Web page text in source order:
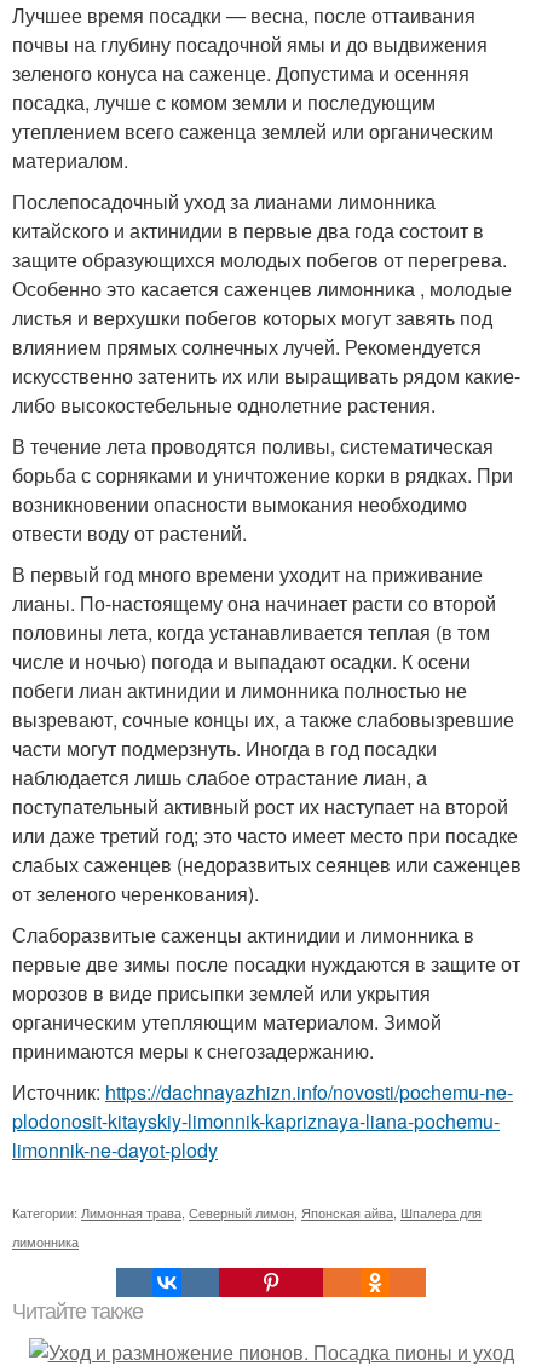
Лучшее время посадки — весна, после оттаивания
почвы на глубину посадочной ямы и до выдвижения
зеленого конуса на сажен­це. Допустима и осенняя
посадка, лучше с комом земли и последу­ющим
утеплением всего саженца землей или органическим
материалом.
Послепосадочный уход за лианами лимонника
китайского и актинидии в первые два года состоит в
защите образующихся молодых побегов от перегрева.
Особенно это касается саженцев лимонника , молодые
листья и верхушки побегов которых могут завять под
влиянием прямых солнечных лучей. Рекомендуется
искусственно затенить их или выращивать рядом какие-
либо высокостебельные однолетние растения.
В течение лета проводятся поливы, систематическая
борьба с сорняками и уничтожение корки в рядках. При
возникновении опасности вымокания необходимо
отвести воду от растений.
В первый год много времени уходит на приживание
лианы. По-настоящему она начинает расти со второй
половины лета, когда устанавливается теплая (в том
числе и ночью) погода и выпадают осадки. К осени
побеги лиан актинидии и лимонника полностью не
вызревают, сочные концы их, а также слабовызревшие
части могут подмерзнуть. Иногда в год посадки
наблюдается лишь слабое отрастание лиан, а
поступательный активный рост их наступает на второй
или даже третий год; это часто имеет место при посадке
слабых саженцев (недоразвитых сеянцев или саженцев
от зеленого черенкования).
Слаборазвитые саженцы актинидии и лимонника в
первые две зимы после посадки нуждаются в защите от
морозов в виде присыпки землей или укрытия
органическим утепляющим материалом. Зимой
принимаются меры к снегозадержанию.
Источник: https://dachnayazhizn.info/novosti/pochemu-ne-
plodonosit-kitayskiy-limonnik-kapriznaya-liana-pochemu-
limonnik-ne-dayot-plody
Категории: Лимонная трава Северный лимон Японская айва Шпалера для
лимонника
Читайте также